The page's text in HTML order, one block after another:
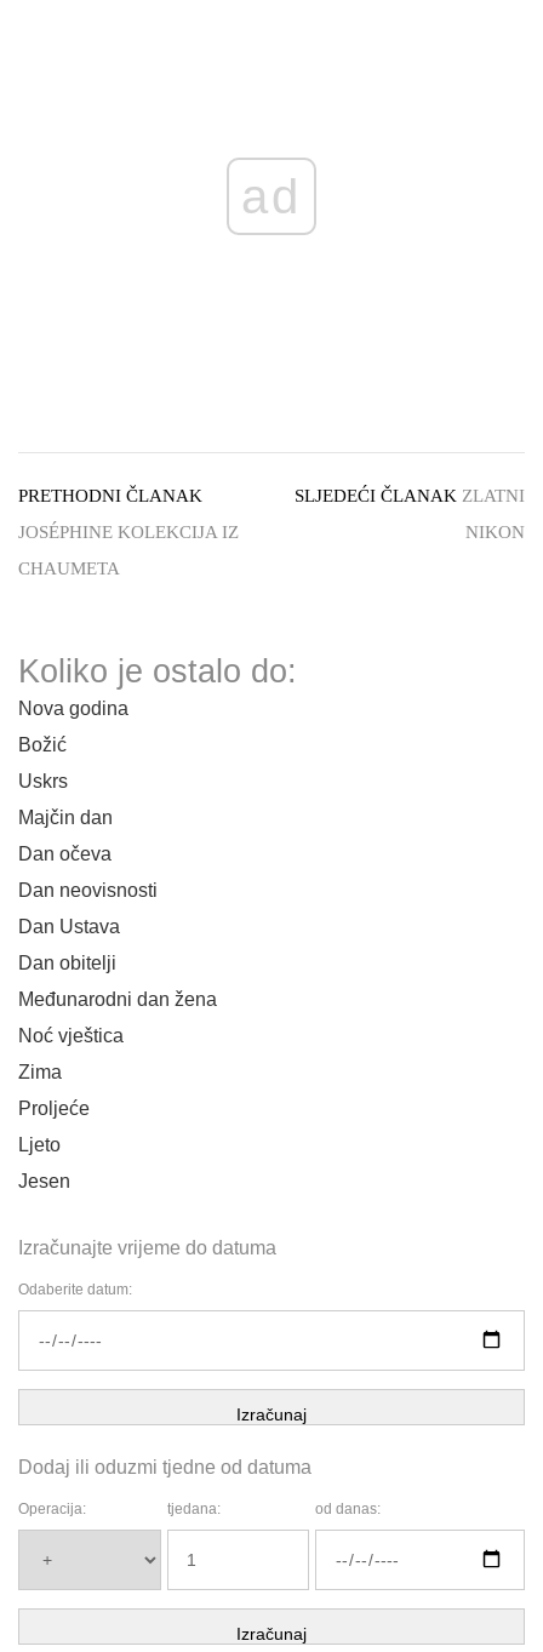
ad
PRETHODNI ČLANAK
JOSÉPHINE KOLEKCIJA IZ
CHAUMETA
SLJEDEĆI ČLANAK ZLATNI
NIKON
Koliko je ostalo do:
Nova godina
Božić
Uskrs
Majčin dan
Dan očeva
Dan neovisnosti
Dan Ustava
Dan obitelji
Međunarodni dan žena
Noć vještica
Zima
Proljeće
Ljeto
Jesen
Izračunajte vrijeme do datuma
Odaberite datum:
Izračunaj
Dodaj ili oduzmi tjedne od datuma
Operacija: tjedana: od danas:
Izračunaj